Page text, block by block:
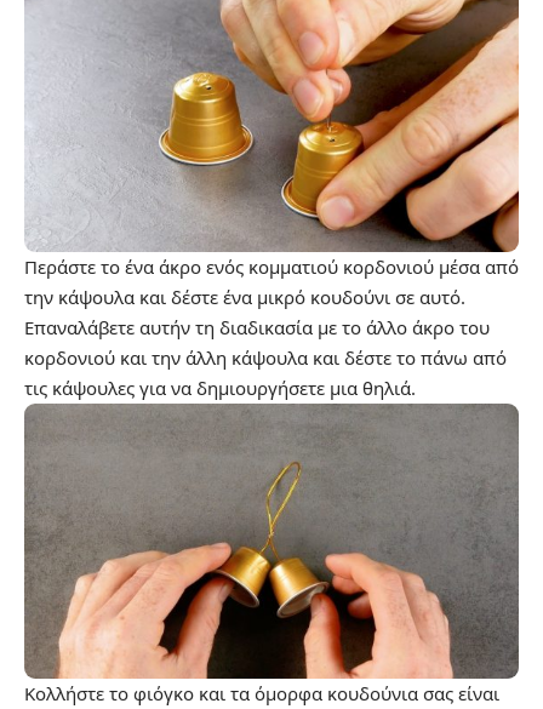
Περάστε το ένα άκρο ενός κομματιού κορδονιού μέσα από
την κάψουλα και δέστε ένα μικρό κουδούνι σε αυτό.
Επαναλάβετε αυτήν τη διαδικασία με το άλλο άκρο του
κορδονιού και την άλλη κάψουλα και δέστε το πάνω από
τις κάψουλες για να δημιουργήσετε μια θηλιά.
Κολλήστε το φιόγκο και τα όμορφα κουδούνια σας είναι